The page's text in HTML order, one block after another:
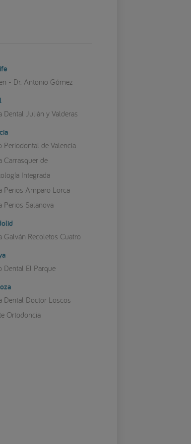
- Dr. Antonio Gómez
Dental Julián y Valderas
Periodontal de Valencia
Carrasquer de
Integrada
Perios Amparo Lorca
Perios Salanova
Galván Recoletos Cuatro
Dental El Parque
Dental Doctor Loscos
Ortodoncia